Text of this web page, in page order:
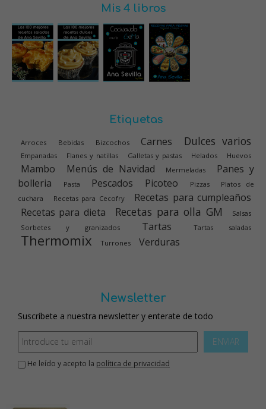
Mis 4 libros
Etiquetas
Arroces Bebidas Bizcochos Carnes Dulces varios
Empanadas Flanes y natillas Galletas y pastas Helados Huevos
Mambo Menús de Navidad Mermeladas
Panes y
bolleria
Pasta Pescados Picoteo Pizzas
Platos de
cuchara
Recetas para Cecofry
Recetas para cumpleaños
Recetas para dieta
Recetas para olla GM
Salsas
Sorbetes y granizados
Tartas Tartas saladas
Thermomix Turrones Verduras
Newsletter
Suscríbete a nuestra newsletter y enterate de todo
ENVIAR
He leído y acepto la política de privacidad